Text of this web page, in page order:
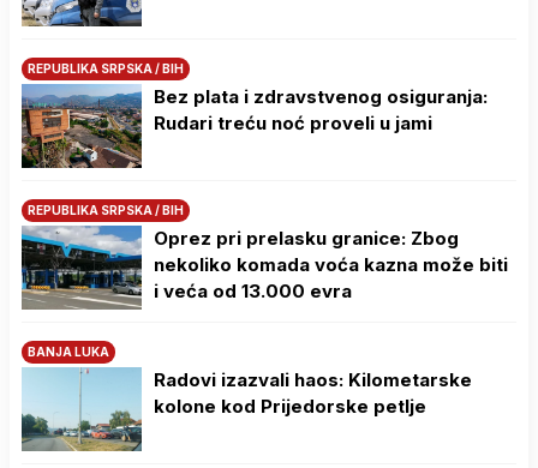
REPUBLIKA SRPSKA / BIH
Bez plata i zdravstvenog osiguranja:
Rudari treću noć proveli u jami
REPUBLIKA SRPSKA / BIH
Oprez pri prelasku granice: Zbog
nekoliko komada voća kazna može biti
i veća od 13.000 evra
BANJA LUKA
Radovi izazvali haos: Kilometarske
kolone kod Prijedorske petlje